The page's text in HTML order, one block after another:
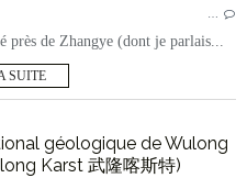
…
près de Zhangye (dont je parlais...
SUITE
géologique de Wulong
Karst 武隆喀斯特)